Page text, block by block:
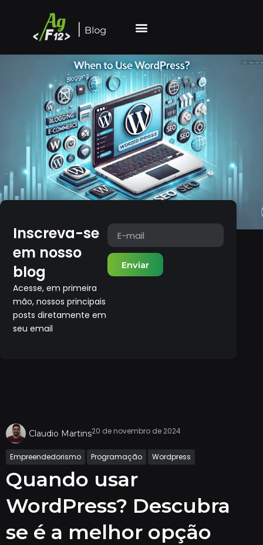
Inscreva-se
em nosso
blog
Acesse, em primeira
mão, nossos principais
posts diretamente em
seu email
Enviar
Claudio Martins20 de novembro de 2024
Empreendedorismo Programação Wordpress
Quando usar
WordPress? Descubra
se é a melhor opção